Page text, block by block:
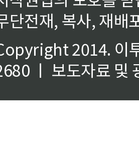
단전재, 복사, 재배
2014. 이
ㅣ 보도자료